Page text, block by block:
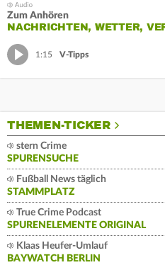
Zum Anhören
NACHRICHTEN, WETTER,
1:15 V-Tipps
THEMEN-TICKER
stern Crime
SPURENSUCHE
Fußball News täglich
STAMMPLATZ
True Crime Podcast
SPURENELEMENTE ORIGINAL
Klaas Heufer-Umlauf
BAYWATCH BERLIN